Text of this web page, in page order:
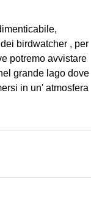
birdwatcher , per
potremo avvistare
grande lago dove
in un' atmosfera